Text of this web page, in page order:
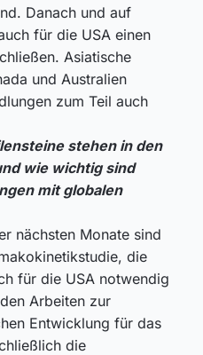
Danach und auf
für die USA einen
Asiatische
und Australien
zum Teil auch
stehen in den
wie wichtig sind
mit globalen
nächsten Monate sind
die
für die USA notwendig
Arbeiten zur
Entwicklung für das
die